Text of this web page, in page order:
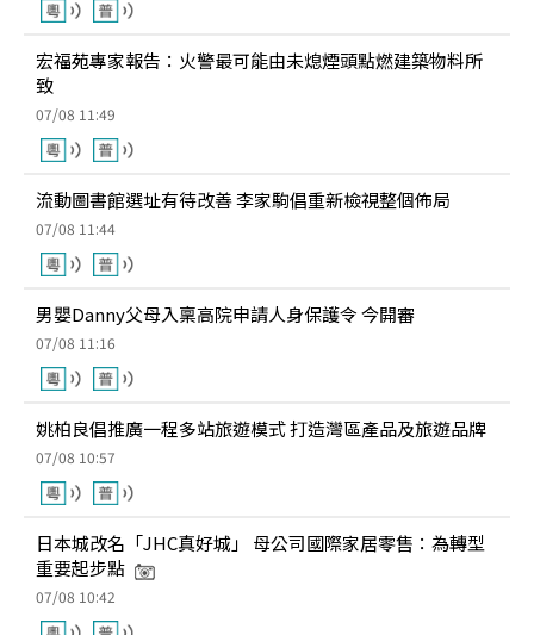
宏福苑專家報告：火警最可能由未熄煙頭點燃建築物料所
致
07/08 11:49
流動圖書館選址有待改善 李家駒倡重新檢視整個佈局
07/08 11:44
男嬰Danny父母入稟高院申請人身保護令 今開審
07/08 11:16
姚柏良倡推廣一程多站旅遊模式 打造灣區產品及旅遊品牌
07/08 10:57
日本城改名「JHC真好城」 母公司國際家居零售：為轉型
重要起步點
07/08 10:42